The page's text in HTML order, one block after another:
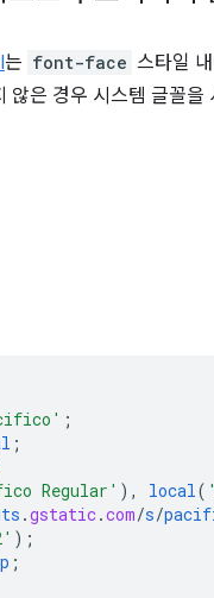
는 font-face 스타일
않은 경우 시스템 글꼴
;
;
Regular' ), local(
.gstatic.com/s/
);
;